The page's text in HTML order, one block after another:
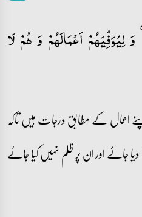
اَعۡمَالَہُمۡ وَ ہُمۡ لَا
اعمال کے مطابق درجات ہیں تاکہ
جائے اور ان پر ظلم نہیں کیا جائے